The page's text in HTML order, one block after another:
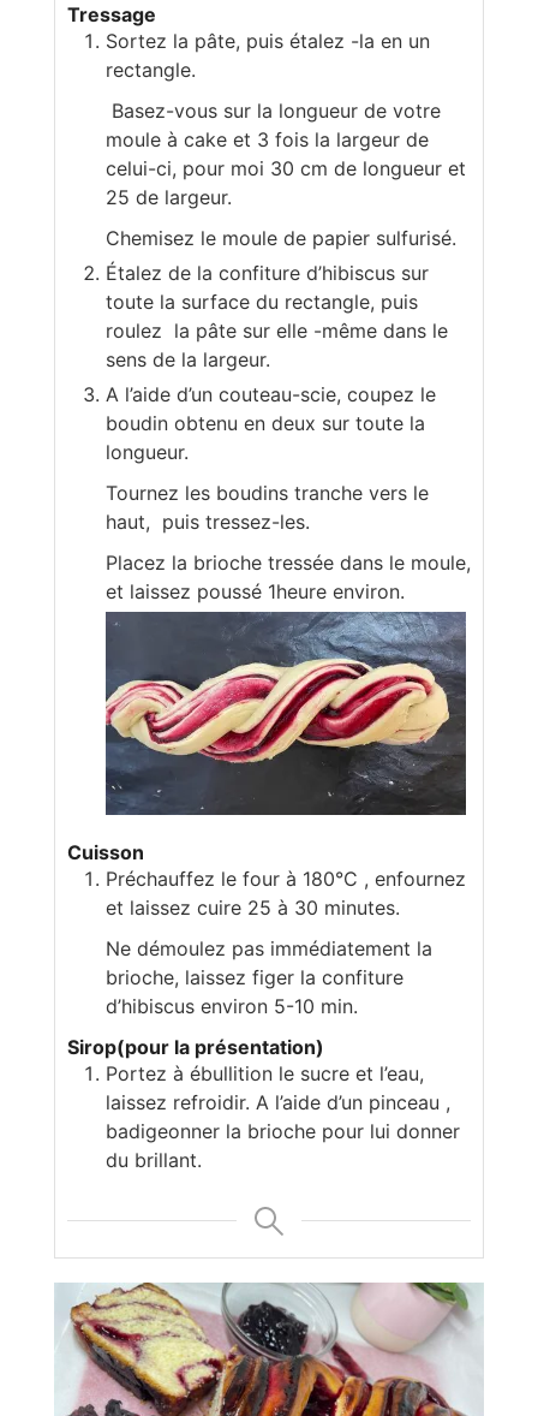
Tressage
Sortez la pâte, puis étalez -la en un
rectangle.
Basez-vous sur la longueur de votre
moule à cake et 3 fois la largeur de
celui-ci, pour moi 30 cm de longueur et
25 de largeur.
Chemisez le moule de papier sulfurisé.
Étalez de la confiture d’hibiscus sur
toute la surface du rectangle, puis
roulez la pâte sur elle -même dans le
sens de la largeur.
A l’aide d’un couteau-scie, coupez le
boudin obtenu en deux sur toute la
longueur.
Tournez les boudins tranche vers le
haut, puis tressez-les.
Placez la brioche tressée dans le moule,
et laissez poussé 1heure environ.
Cuisson
Préchauffez le four à 180°C , enfournez
et laissez cuire 25 à 30 minutes.
Ne démoulez pas immédiatement la
brioche, laissez figer la confiture
d’hibiscus environ 5-10 min.
Sirop(pour la présentation)
Portez à ébullition le sucre et l’eau,
laissez refroidir. A l’aide d’un pinceau ,
badigeonner la brioche pour lui donner
du brillant.